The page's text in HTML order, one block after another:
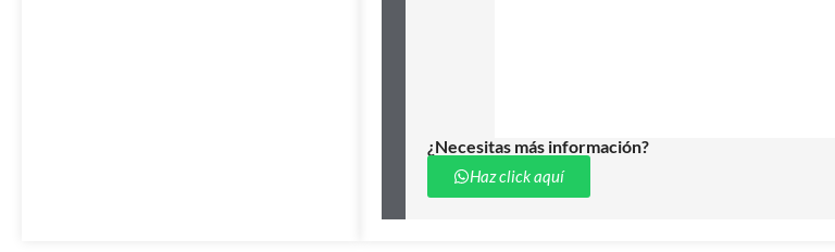
¿Necesitas más información?
Haz click aquí